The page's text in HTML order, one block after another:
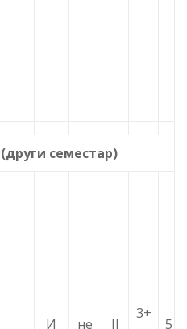
семестар)
И
не II
3+
5